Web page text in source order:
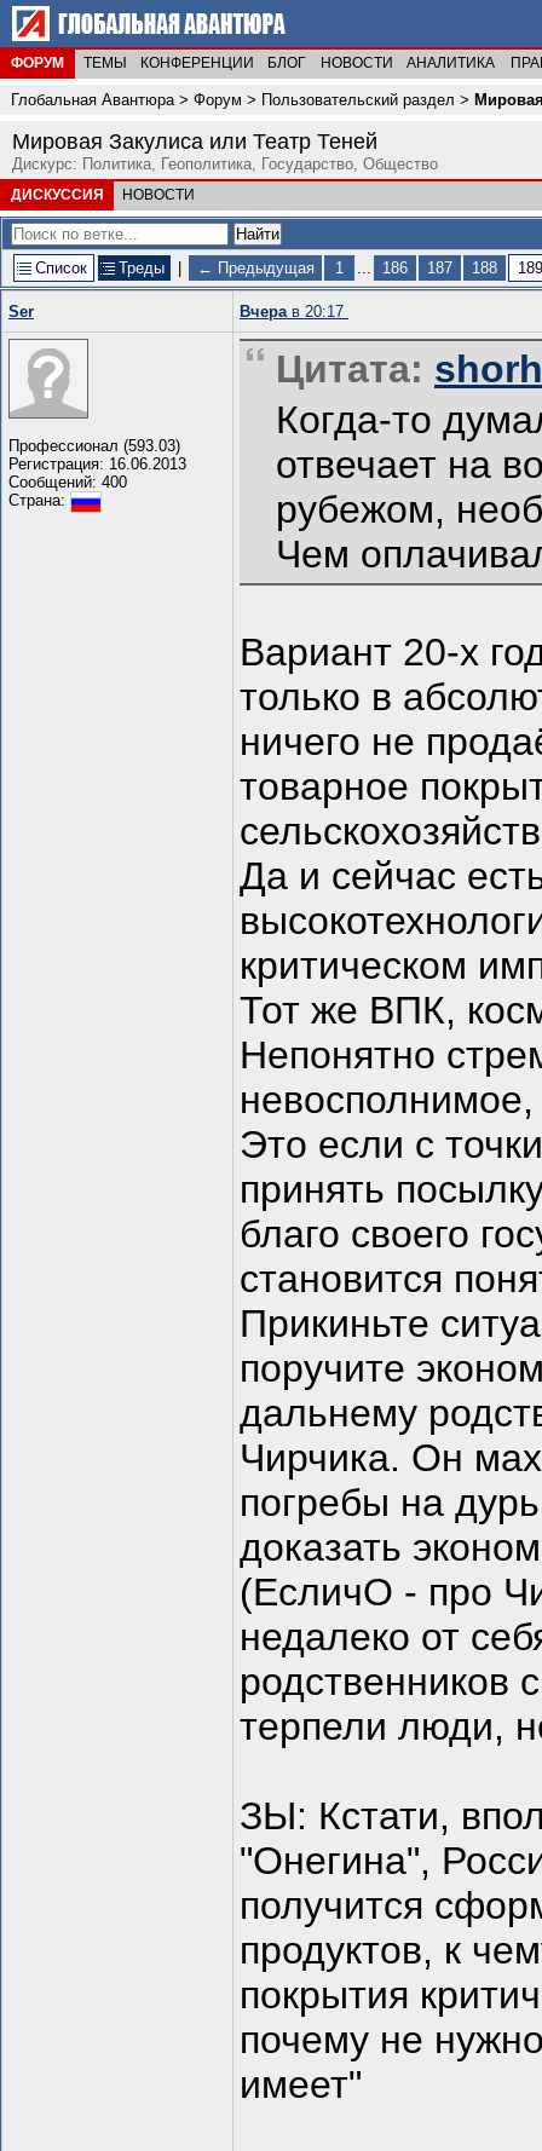
ФОРУМ ТЕМЫ КОНФЕРЕНЦИИ БЛОГ НОВОСТИ АНАЛИТИКА
Глобальная Авантюра> Форум > Пользовательский раздел >
Мировая Закулиса или Театр Теней
Дискурс: Политика, Геополитика, Государство, Общество
ДИСКУССИЯ НОВОСТИ
Список Треды ← Предыдущая 1 ... 186 187 188 189
Ser Вчерав 20:17
Профессионал (593.03)
Регистрация: 16.06.2013
Сообщений: 400
Страна:
Цитата:
Когда-то
отвечает на
рубежом,
Чем
Вариант 20-х
только в
ничего не
товарное
Да и сейчас
критическом
Тот же ВПК,
Непонятно
Это если с
принять
благо своего
становится
Прикиньте
поручите
дальнему
Чирчика. Он
погребы на
доказать
(ЕсличО - про
недалеко от
родственников
терпели люди,
ЗЫ: Кстати,
"Онегина",
получится
продуктов, к
покрытия
почему не
имеет"